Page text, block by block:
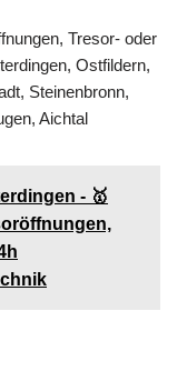
Tresor- oder
Ostfildern,
Steinenbronn,
Aichtal
- 🥇